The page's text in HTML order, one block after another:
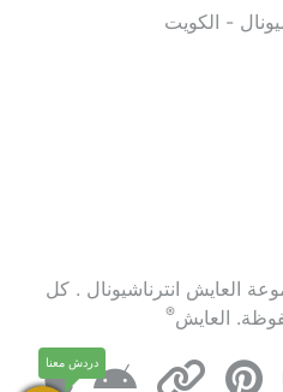
- الكويت
© 2025 مجموعة العايش انترناشيونال . كل
العايش®
دردش معنا